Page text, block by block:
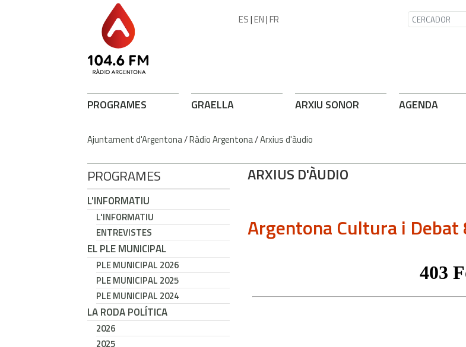
ES|EN|FR
PROGRAMES GRAELLA ARXIU SONOR AGENDA
Ajuntament d'Argentona/Ràdio Argentona/Arxius d'àudio
PROGRAMES
L'INFORMATIU
L'INFORMATIU
ENTREVISTES
EL PLE MUNICIPAL
PLE MUNICIPAL 2026
PLE MUNICIPAL 2025
PLE MUNICIPAL 2024
LA RODA POLÍTICA
2026
2025
ARXIUS D'ÀUDIO
Argentona Cultura i Debat